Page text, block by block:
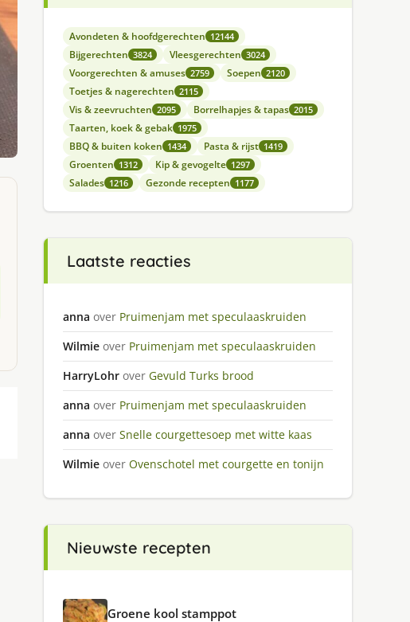
Avondeten & hoofdgerechten 12144
Bijgerechten 3824 Vleesgerechten 3024
Voorgerechten & amuses 2759 Soepen 2120
Toetjes & nagerechten 2115
Vis & zeevruchten 2095 Borrelhapjes & tapas 2015
Taarten, koek & gebak 1975
BBQ & buiten koken 1434 Pasta & rijst 1419
Groenten 1312 Kip & gevogelte 1297
Salades 1216 Gezonde recepten 1177
Laatste reacties
anna over Pruimenjam met speculaaskruiden
Wilmie over Pruimenjam met speculaaskruiden
HarryLohr over Gevuld Turks brood
anna over Pruimenjam met speculaaskruiden
anna over Snelle courgettesoep met witte kaas
Wilmie over Ovenschotel met courgette en tonijn
Nieuwste recepten
Groene kool stamppot